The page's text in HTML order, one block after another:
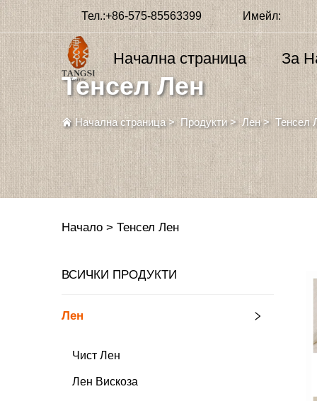
Тел.:+86-575-85563399 Имейл:
Начална страница За
Тенсел Лен
Начална страница>Продукти>Лен> Тенсел
Начало > Тенсел Лен
ВСИЧКИ ПРОДУКТИ
Лен
Чист Лен
Лен Вискоза